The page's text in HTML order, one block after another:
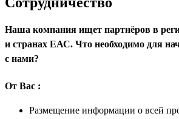
Наша компания ищет партнёров в
и странах ЕАС. Что необходимо для
c нами?
От Вас :
Размещение информации о всей